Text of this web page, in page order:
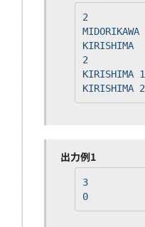
2
MIDORIKAWA
KIRISHIMA
2
KIRISHIMA 1
KIRISHIMA 2
出力例1
3
0